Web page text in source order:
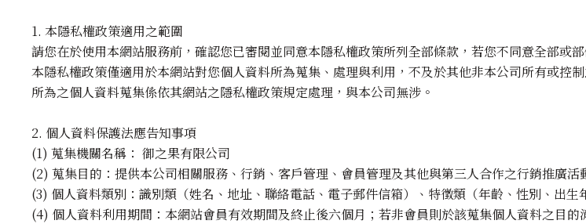
1. 本隱私權政策適用之範圍
請您在於使用本網站服務前，確認您已審閱並同意本隱私權政策所列全部條款，若您不同意全部或
本隱私權政策僅適用於本網站對您個人資料所為蒐集、處理與利用，不及於其他非本公司所有或控
所為之個人資料蒐集係依其網站之隱私權政策規定處理，與本公司無涉。
2. 個人資料保護法應告知事項
(1) 蒐集機關名稱： 御之果有限公司
(2) 蒐集目的：提供本公司相關服務、行銷、客戶管理、會員管理及其他與第三人合作之行銷推廣活
(3) 個人資料類別：識別類（姓名、地址、聯絡電話、電子郵件信箱）、特徵類（年齡、性別、出生
(4) 個人資料利用期間：本網站會員有效期間及終止後六個月；若非會員則於該蒐集個人資料之目的